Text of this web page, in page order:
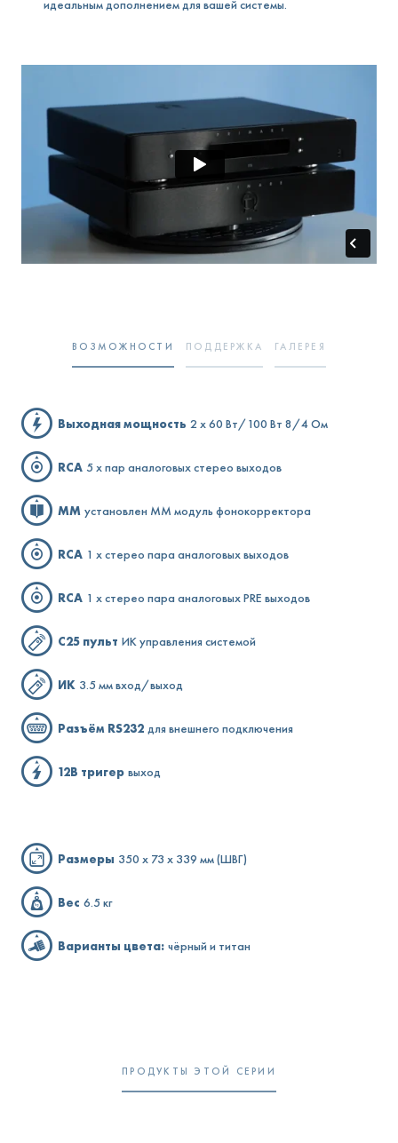
идеальным дополнением для вашей системы.
ВОЗМОЖНОСТИ ПОДДЕРЖКА ГАЛЕРЕЯ
Выходная мощность 2 x 60 Вт/100 Вт 8/4 Ом
RCA 5 x пар аналоговых стерео выходов
MM установлен MM модуль фонокорректора
RCA 1 x стерео пара аналоговых выходов
RCA 1 x стерео пара аналоговых PRE выходов
C25 пульт ИК управления системой
ИК 3.5 мм вход/выход
Разъём RS232 для внешнего подключения
12В тригер выход
Размеры 350 x 73 x 339 мм (ШВГ)
Вес 6.5 кг
Варианты цвета: чёрный и титан
ПРОДУКТЫ ЭТОЙ СЕРИИ